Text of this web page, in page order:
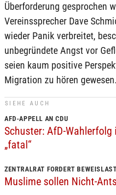
Überforderung gesprochen
Vereinssprecher Dave
wieder Panik verbreitet,
unbegründete Angst vor
seien kaum positive
Migration zu hören gewesen.
SIEHE AUCH
AFD-APPELL AN CDU
Schuster: AfD-
„fatal“
ZENTRALRAT FORDERT
Muslime sollen Nicht-